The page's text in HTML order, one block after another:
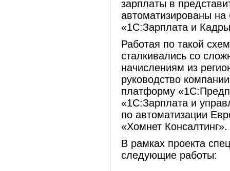
зарплаты в
автоматизированы на
«1С:Зарплата и
Работая по такой
сталкивались со
начислениям из
руководство
платформу
«1С:Зарплата и
по автоматизации
«Хомнет Консалтинг».
В рамках проекта
следующие работы: